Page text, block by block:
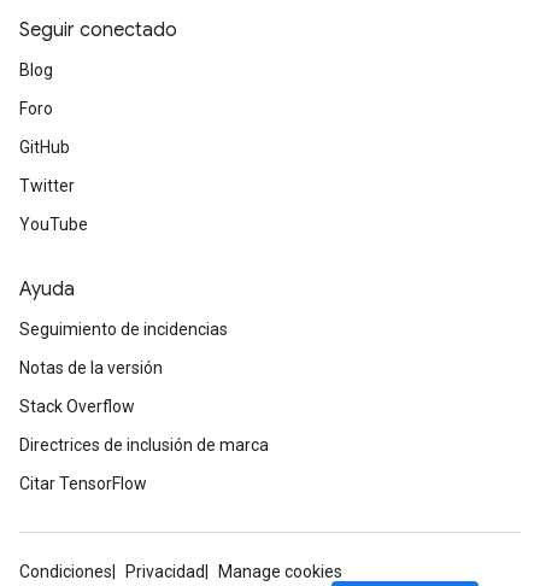
Seguir conectado
Blog
Foro
GitHub
Twitter
YouTube
Ayuda
Seguimiento de incidencias
Notas de la versión
Stack Overflow
Directrices de inclusión de marca
Citar TensorFlow
Condiciones Privacidad Manage cookies